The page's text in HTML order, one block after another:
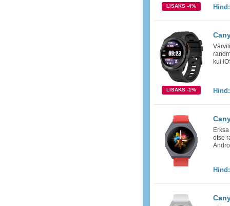
LISAKS -4%
kui
LISAKS -1%
otse